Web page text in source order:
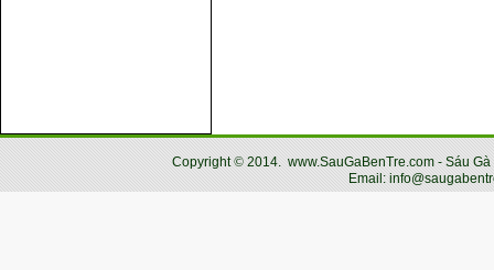
Copyright© 2014. www.SauGaBenTre.com - Sáu
Email: